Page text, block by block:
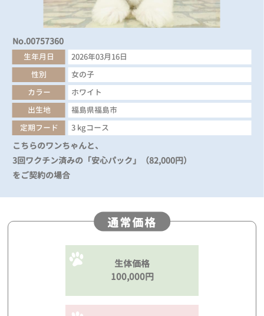
No.00757360
生年月日
2026年03月16日
性別
女の子
カラー
ホワイト
出生地
福島県福島市
定期フード
3 kgコース
こちらのワンちゃんと、
3回ワクチン済みの「安心パック」（82,000円）
をご契約の場合
通常価格
生体価格
100,000円